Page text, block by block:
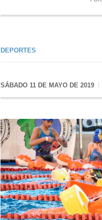
DEPORTES
SÁBADO 11 DE MAYO DE 2019